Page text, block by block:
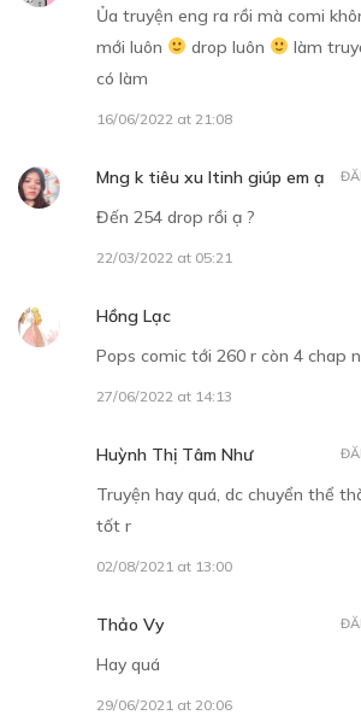
CHƯƠNG 6
Chào mừng đến thế giới của những "con gái
CHƯƠNG 7
Chào mừng đến thế giới của những "con gái
Ủa truyện eng ra rồi mà comi
mới luôn
drop luôn
làm
có làm
16/06/2022 at 21:08
Mng k tiêu xu ltinh giúp em ạ
Đến 254 drop rồi ạ ?
22/03/2022 at 05:21
Hồng Lạc
Pops comic tới 260 r còn 4 chap
27/06/2022 at 14:13
Huỳnh Thị Tâm Như
Truyện hay quá, dc chuyển thể
tốt r
02/08/2021 at 13:00
Thảo Vy
Hay quá
29/06/2021 at 20:06